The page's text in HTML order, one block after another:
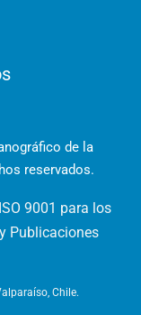
de la
reservados.
9001 para los
Publicaciones
Chile.